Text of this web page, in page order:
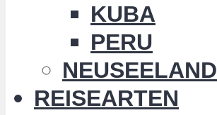
KUBA
PERU
NEUSEELAND
REISEARTEN